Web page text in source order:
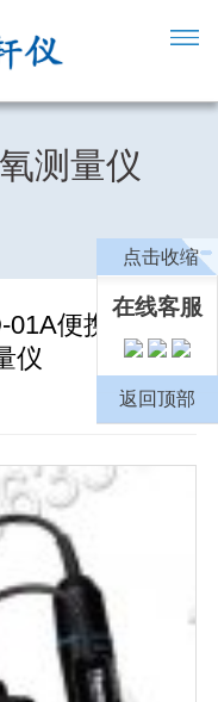
测量仪
01A便携式基础
仪
点击收缩
在线客服
返回顶部